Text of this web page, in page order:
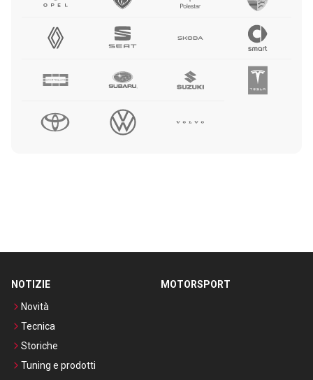
NOTIZIE
Novità
Tecnica
Storiche
Tuning e prodotti
MOTORSPORT